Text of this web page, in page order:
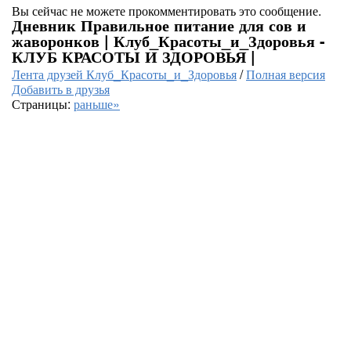
Вы сейчас не можете прокомментировать это сообщение.
Дневник Правильное питание для сов и
жаворонков | Клуб_Красоты_и_Здоровья -
КЛУБ КРАСОТЫ И ЗДОРОВЬЯ |
Лента друзей Клуб_Красоты_и_Здоровья/Полная версия
Добавить в друзья
Страницы: раньше»